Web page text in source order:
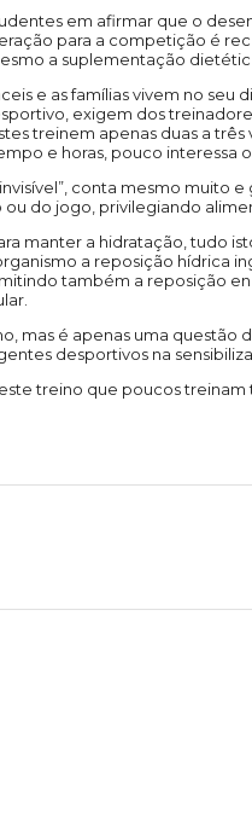
em afirmar que o
para a competição é
a suplementação
e as famílias vivem no
exigem dos
treinem apenas duas a
e horas, pouco interessa
conta mesmo
do jogo, privilegiando
manter a hidratação, tudo
a reposição hídrica
também a reposição
mas é apenas uma
desportivos na
treino que poucos